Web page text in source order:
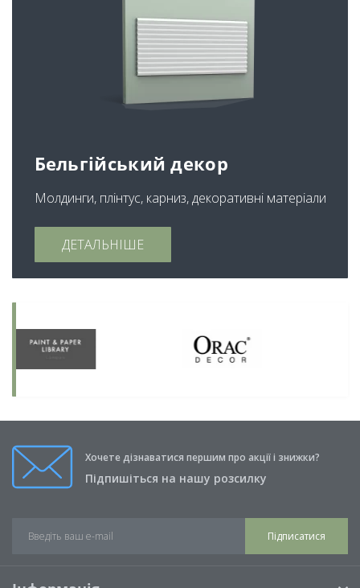
Бельгійський декор
Молдинги, плінтус, карниз, декоративні матеріали
ДЕТАЛЬНІШЕ
Хочете дізнаватися першим про акції і знижки?
Підпишіться на нашу розсилку
Підписатися